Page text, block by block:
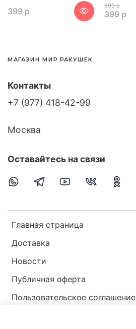
399 р
699 р
399 р
МАГАЗИН МИР РАКУШЕК
Главная страница
Доставка
Новости
Публичная оферта
Пользовательское соглашение
Контакты
+7 (977) 418-42-99
Москва
Оставайтесь на связи